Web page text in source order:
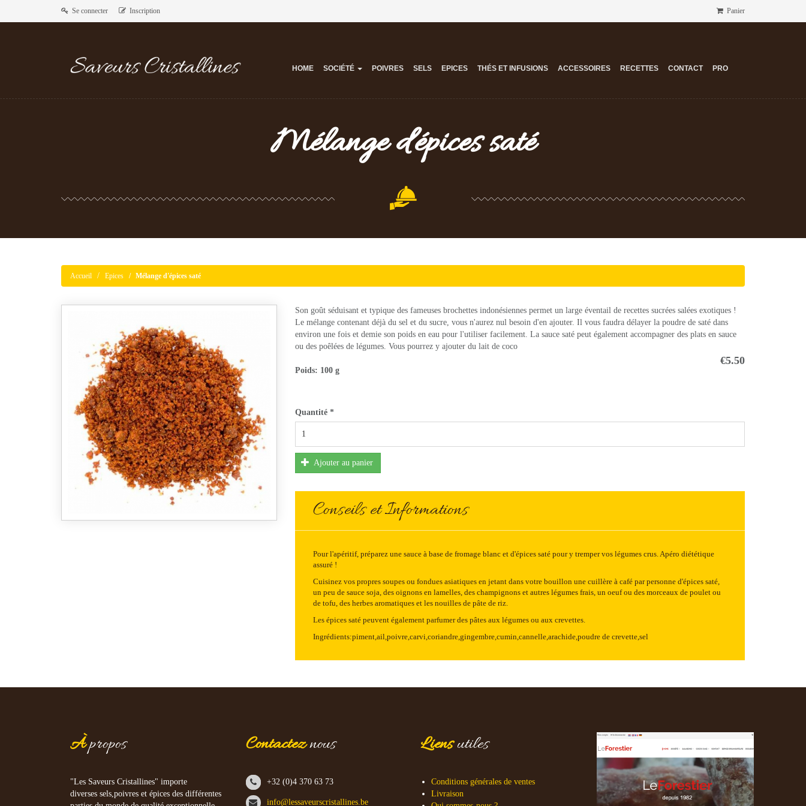
Se connecter Inscription Panier
HOME SOCIÉTÉ POIVRES SELS EPICES THÉS ET INFUSIONS ACCESSOIRES RECETTES CONTACT PRO
Mélange d'épices saté
Accueil Epices Mélange d'épices saté
Son goût séduisant et typique des fameuses brochettes indonésiennes permet un large éventail de recettes sucrées salées exotiques !
Le mélange contenant déjà du sel et du sucre, vous n'aurez nul besoin d'en ajouter. Il vous faudra délayer la poudre de saté dans
environ une fois et demie son poids en eau pour l'utiliser facilement. La sauce saté peut également accompagner des plats en sauce
ou des poêlées de légumes. Vous pourrez y ajouter du lait de coco
€5.50
Poids: 100 g
Quantité *
Ajouter au panier
Conseils et Informations
Pour l'apéritif, préparez une sauce à base de fromage blanc et d'épices saté pour y tremper vos légumes crus. Apéro diététique
assuré !
Cuisinez vos propres soupes ou fondues asiatiques en jetant dans votre bouillon une cuillère à café par personne d'épices saté,
un peu de sauce soja, des oignons en lamelles, des champignons et autres légumes frais, un oeuf ou des morceaux de poulet ou
de tofu, des herbes aromatiques et les nouilles de pâte de riz.
Les épices saté peuvent également parfumer des pâtes aux légumes ou aux crevettes.
Ingrédients:piment,ail,poivre,carvi,coriandre,gingembre,cumin,cannelle,arachide,poudre de crevette,sel
Àpropos
"Les Saveurs Cristallines" importe
diverses sels,poivres et épices des différentes
Contacteznous
+32 (0)4 370 63 73
info@lessaveurscristallines.be
Liensutiles
Conditions générales de ventes
Livraison